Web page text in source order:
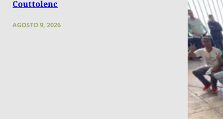
Couttolenc
AGOSTO 9, 2026